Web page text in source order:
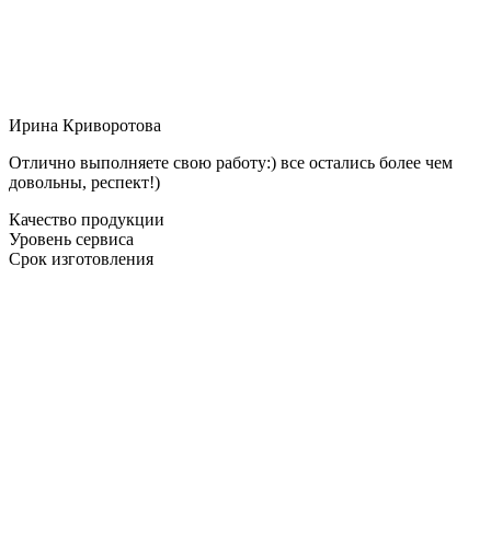
Ирина Криворотова
Отлично выполняете свою работу:) все остались более чем
довольны, респект!)
Качество продукции
Уровень сервиса
Срок изготовления